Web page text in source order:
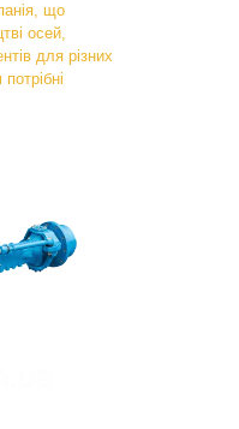
що
осей,
для різних